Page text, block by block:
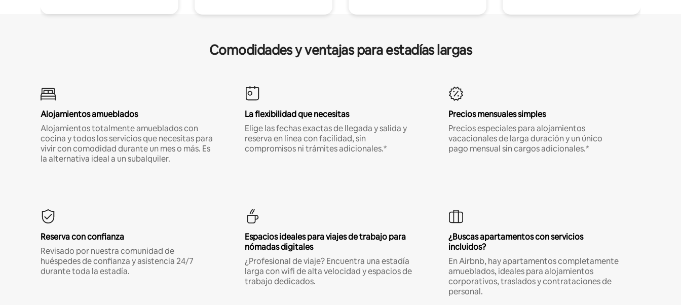
Comodidades y ventajas para estadías largas
Alojamientos amueblados
Alojamientos totalmente amueblados con
cocina y todos los servicios que necesitas para
vivir con comodidad durante un mes o más. Es
la alternativa ideal a un subalquiler.
La flexibilidad que necesitas
Elige las fechas exactas de llegada y salida y
reserva en línea con facilidad, sin
compromisos ni trámites adicionales.*
Precios mensuales simples
Precios especiales para alojamientos
vacacionales de larga duración y un único
pago mensual sin cargos adicionales.*
Reserva con confianza
Revisado por nuestra comunidad de
huéspedes de confianza y asistencia 24/7
durante toda la estadía.
Espacios ideales para viajes de trabajo para
nómadas digitales
¿Profesional de viaje? Encuentra una estadía
larga con wifi de alta velocidad y espacios de
trabajo dedicados.
¿Buscas apartamentos con servicios
incluidos?
En Airbnb, hay apartamentos completamente
amueblados, ideales para alojamientos
corporativos, traslados y contrataciones de
personal.